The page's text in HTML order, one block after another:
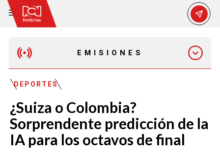
EMISIONES
EMISIÓN 12:30 PM
EMISIÓN 7:00 PM
DEPORTES
¿Suiza o Colombia?
Sorprendente predicción de la
IA para los octavos de final